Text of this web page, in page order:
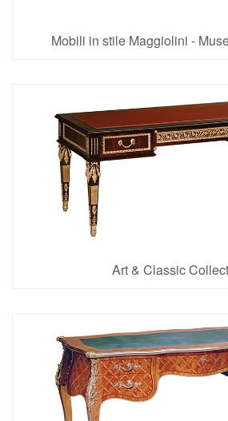
15 Articoli
Mobili in stile Maggiolini -
13 Articoli
Art & Classic